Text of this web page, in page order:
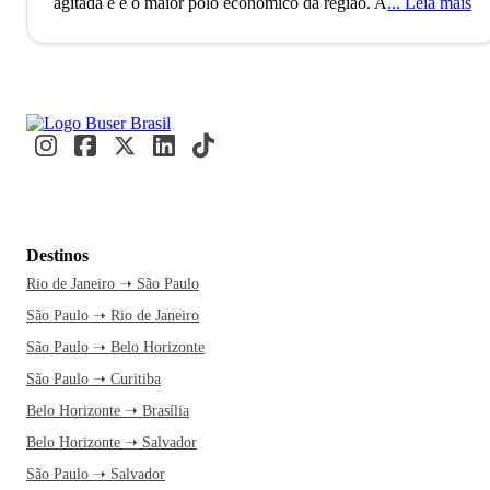
política de Goiás, na era do governo Vargas e atualmente é
considerado um polo econômico importante para a região. A
aproveitar todas as comodidades de uma capital sem deixar
de desfrutar o acolhimento do povo e os pratos à moda
caipira. A capital é uma das cidades mais arborizadas do
Brasil, com lindas praças e parques. Se você é do time da
badalação, vale a pena experimentar os bares e casas
hospedagem, não se preocupe: a estrutura hoteleira de
Goiânia oferece opções muito boas e com preços em
conta.O nome da cidade de Goiânia tem duas origens
Destinos
Rio de Janeiro ➝ São Paulo
São Paulo ➝ Rio de Janeiro
São Paulo ➝ Belo Horizonte
São Paulo ➝ Curitiba
Belo Horizonte ➝ Brasília
Belo Horizonte ➝ Salvador
São Paulo ➝ Salvador